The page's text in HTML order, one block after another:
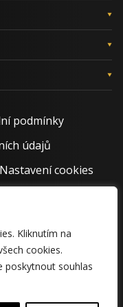
Kliknutím na
cookies.
poskytnout souhlas
podmínky
údajů
Nastavení cookies
podnikatele už 15